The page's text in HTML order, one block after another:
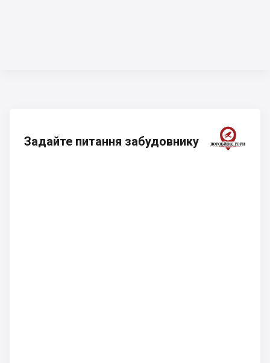
Задайте питання забудовнику